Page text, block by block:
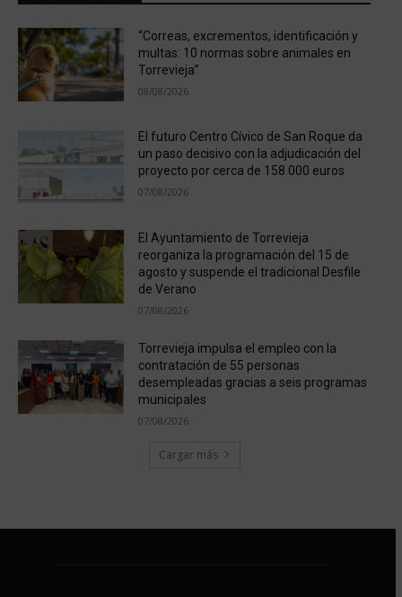
“Correas, excrementos, identificación y
multas: 10 normas sobre animales en
Torrevieja”
08/08/2026
El futuro Centro Cívico de San Roque da
un paso decisivo con la adjudicación del
proyecto por cerca de 158.000 euros
07/08/2026
El Ayuntamiento de Torrevieja
reorganiza la programación del 15 de
agosto y suspende el tradicional Desfile
de Verano
07/08/2026
Torrevieja impulsa el empleo con la
contratación de 55 personas
desempleadas gracias a seis programas
municipales
07/08/2026
Cargar más